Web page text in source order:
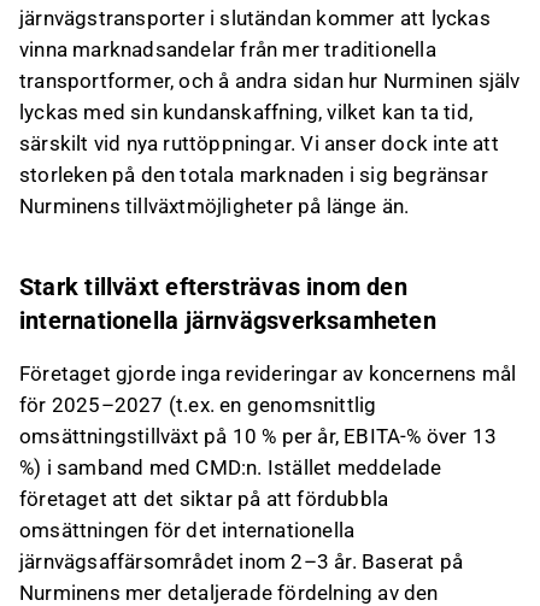
järnvägstransporter i slutändan kommer att lyckas
vinna marknadsandelar från mer traditionella
transportformer, och å andra sidan hur Nurminen själv
lyckas med sin kundanskaffning, vilket kan ta tid,
särskilt vid nya ruttöppningar. Vi anser dock inte att
storleken på den totala marknaden i sig begränsar
Nurminens tillväxtmöjligheter på länge än.
Stark tillväxt eftersträvas inom den
internationella järnvägsverksamheten
Företaget gjorde inga revideringar av koncernens mål
för 2025–2027 (t.ex. en genomsnittlig
omsättningstillväxt på 10 % per år, EBITA-% över 13
%) i samband med CMD:n. Istället meddelade
företaget att det siktar på att fördubbla
omsättningen för det internationella
järnvägsaffärsområdet inom 2–3 år. Baserat på
Nurminens mer detaljerade fördelning av den